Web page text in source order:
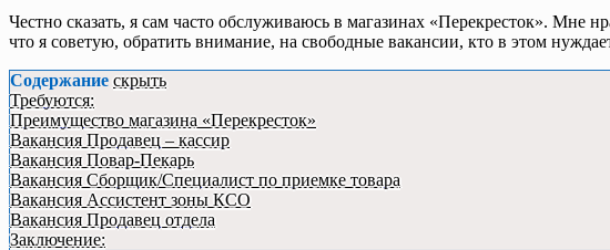
Честно сказать, я сам часто обслуживаюсь в магазинах «Перекресток». Мне
что я советую, обратить внимание, на свободные вакансии, кто в этом
Содержание скрыть
Требуются:
Преимущество магазина «Перекресток»
Вакансия Продавец – кассир
Вакансия Повар-Пекарь
Вакансия Сборщик/Специалист по приемке товара
Вакансия Ассистент зоны КСО
Вакансия Продавец отдела
Заключение: